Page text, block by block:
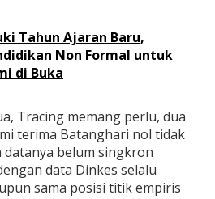
Tahun Ajaran Baru,
Non Formal untuk
di Buka
Tracing memang perlu, dua
terima Batanghari nol tidak
belum singkron
data Dinkes selalu
sama posisi titik empiris